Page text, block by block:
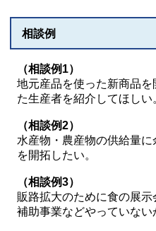
相談例
（相談例1）
地元産品を使った新商品
た生産者を紹介してほしい
（相談例2）
水産物・農産物の供給量
を開拓したい。
（相談例3）
販路拡大のために食の展
補助事業などやっていない